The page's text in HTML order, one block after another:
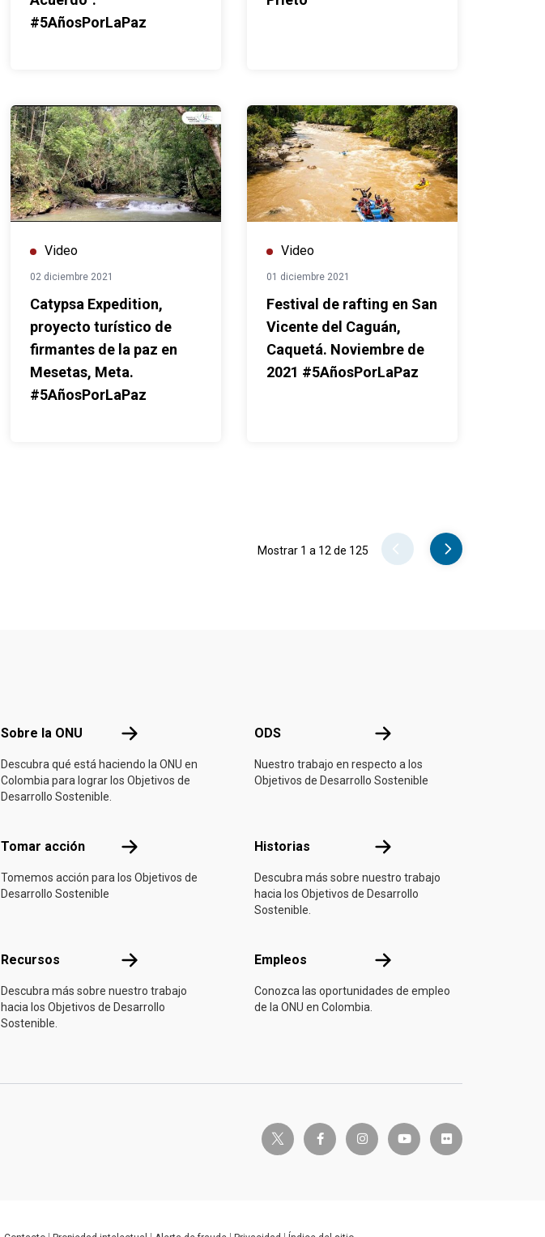
#5AñosPorLaPaz
Video
02 diciembre 2021
Catypsa Expedition,
proyecto turístico de
firmantes de la paz en
Mesetas, Meta.
#5AñosPorLaPaz
Video
01 diciembre 2021
Festival de rafting en San
Vicente del Caguán,
Caquetá. Noviembre de
2021 #5AñosPorLaPaz
Pager
Mostrar 1 a 12 de 125
Sobre la ONU Sobre la ONU
Descubra qué está haciendo la ONU en
Colombia para lograr los Objetivos de
Desarrollo Sostenible.
ODS ODS
Nuestro trabajo en respecto a los
Objetivos de Desarrollo Sostenible
Tomar acción Tomar acción
Tomemos acción para los Objetivos de
Desarrollo Sostenible
Historias Historias
Descubra más sobre nuestro trabajo
hacia los Objetivos de Desarrollo
Sostenible.
Recursos Recursos
Descubra más sobre nuestro trabajo
hacia los Objetivos de Desarrollo
Sostenible.
Empleos Empleos
Conozca las oportunidades de empleo
de la ONU en Colombia.
twitter-x facebook-finstagramyoutube flickr